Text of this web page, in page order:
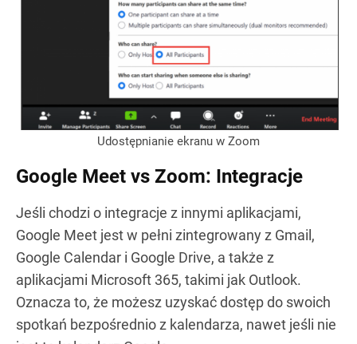
Udostępnianie ekranu w Zoom
Google Meet vs Zoom: Integracje
Jeśli chodzi o integracje z innymi aplikacjami,
Google Meet jest w pełni zintegrowany z Gmail,
Google Calendar i Google Drive, a także z
aplikacjami Microsoft 365, takimi jak Outlook.
Oznacza to, że możesz uzyskać dostęp do swoich
spotkań bezpośrednio z kalendarza, nawet jeśli nie